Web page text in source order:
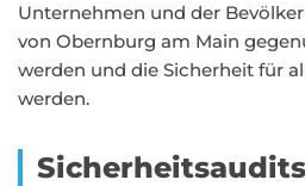
Unternehmen und der
von Obernburg am Main
werden und die Sicherheit für
werden.